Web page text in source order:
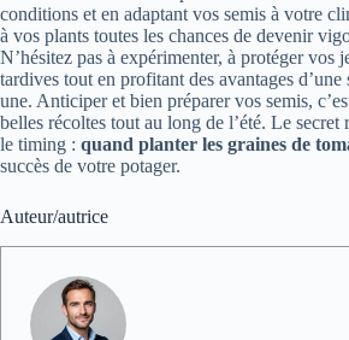
conditions et en adaptant vos semis à votre
à vos plants toutes les chances de devenir
N’hésitez pas à expérimenter, à protéger vos
tardives tout en profitant des avantages d’une
une. Anticiper et bien préparer vos semis,
belles récoltes tout au long de l’été. Le secret
le timing : quand planter les graines de
succès de votre potager.
Auteur/autrice